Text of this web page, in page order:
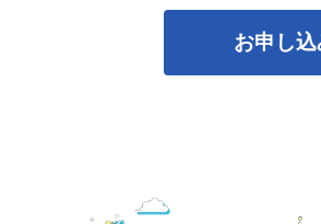
お申し